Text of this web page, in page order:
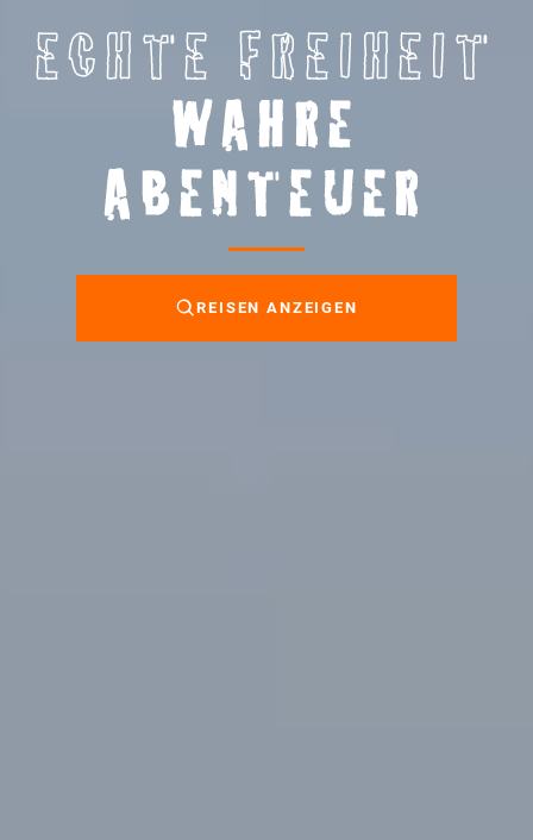
ECHTE FREIHEIT
WAHRE
ABENTEUER
REISEN ANZEIGEN